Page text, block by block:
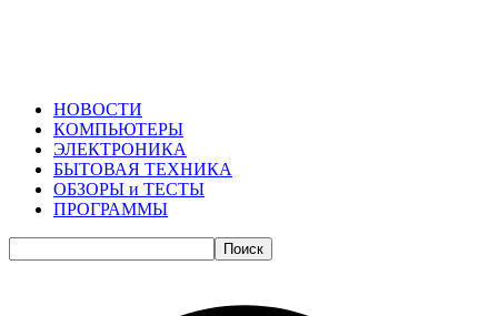
НОВОСТИ
КОМПЬЮТЕРЫ
ЭЛЕКТРОНИКА
БЫТОВАЯ ТЕХНИКА
ОБЗОРЫ и ТЕСТЫ
ПРОГРАММЫ
Поиск